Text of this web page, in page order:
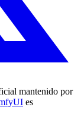
mantenido por
es